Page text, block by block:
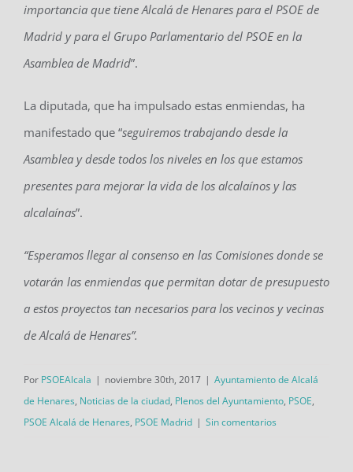
importancia que tiene Alcalá de Henares para el PSOE de
Madrid y para el Grupo Parlamentario del PSOE en la
Asamblea de Madrid”.
La diputada, que ha impulsado estas enmiendas, ha
manifestado que “seguiremos trabajando desde la
Asamblea y desde todos los niveles en los que estamos
presentes para mejorar la vida de los alcalaínos y las
alcalaínas”.
“Esperamos llegar al consenso en las Comisiones donde se
votarán las enmiendas que permitan dotar de presupuesto
a estos proyectos tan necesarios para los vecinos y vecinas
de Alcalá de Henares”.
Por PSOEAlcala | noviembre 30th, 2017 | Ayuntamiento de Alcalá
de Henares, Noticias de la ciudad, Plenos del Ayuntamiento, PSOE,
PSOE Alcalá de Henares, PSOE Madrid | Sin comentarios